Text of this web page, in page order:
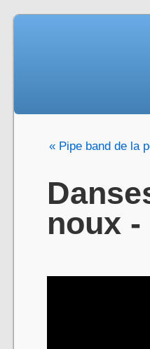
« Pipe band de la
noux -